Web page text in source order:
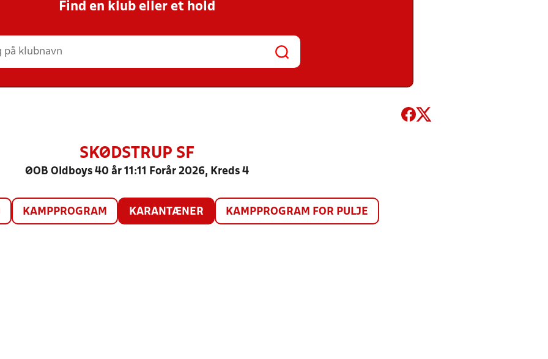
Find en klub eller et hold
SKØDSTRUP SF
ØOB Oldboys 40 år 11:11 Forår 2026, Kreds 4
KAMPPROGRAM KARANTÆNER KAMPPROGRAM FOR PULJE